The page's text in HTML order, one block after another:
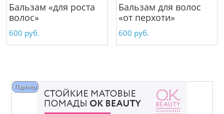
Бальзам «для роста
волос»
600 руб.
Бальзам для волос
«от перхоти»
600 руб.
Партнёр